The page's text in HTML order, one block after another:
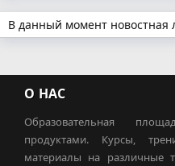
В данный момент новостная
О НАС
Образовательная
продуктами. Курсы,
материалы на различные